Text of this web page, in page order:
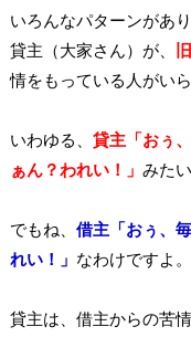
いろんなパターンがあり
貸主（大家さん）が、
情をもっている人がい
いわゆる、 貸主「おぅ
ぁん？われい！」 みたい
でもね、 借主「おぅ、
れい！」 なわけですよ。
貸主は、借主からの苦